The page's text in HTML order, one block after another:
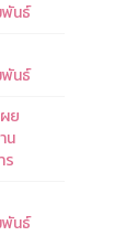
พันธ์
พันธ์
ย
น
ร
พันธ์